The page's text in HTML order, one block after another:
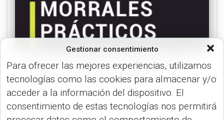
Gestionar consentimiento
Para ofrecer las mejores experiencias, utilizamos
tecnologías como las cookies para almacenar y/o
acceder a la información del dispositivo. El
consentimiento de estas tecnologías nos permitirá
Regalos Corporativos: morrales prácticos
para un estilo de vida moderno
En el vertiginoso panorama corporativo actual,
seleccionar regalos corporativos que destaquen y dejen